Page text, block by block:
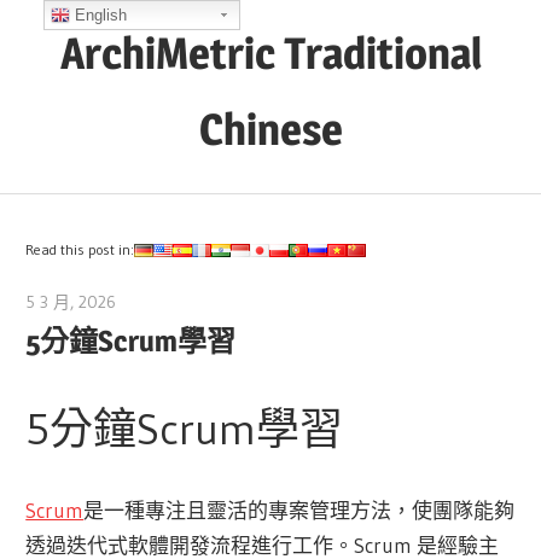
ArchiMetric Traditional
Chinese
Ops,
Agile
and
Read this post in:
5 3 月, 2026
5分鐘Scrum學習
5分鐘Scrum學習
Scrum是一種專注且靈活的專案管理方法，使團隊能夠
透過迭代式軟體開發流程進行工作。Scrum 是經驗主
English